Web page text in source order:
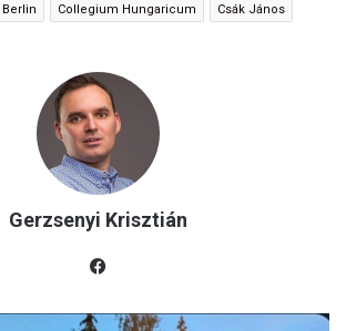
Berlin Collegium Hungaricum Csák János
Gerzsenyi Krisztián
oo